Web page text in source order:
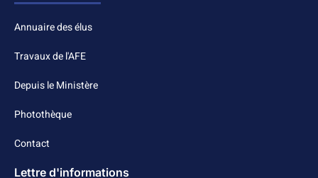
Annuaire des élus
Travaux de l'AFE
Depuis le Ministère
Photothèque
Contact
Lettre d'informations